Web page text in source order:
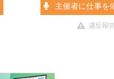
主催者に仕事を
違反報